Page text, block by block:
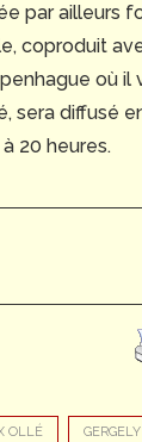
par ailleurs
coproduit
où il
sera diffusé
20 heures.
OLLÉ